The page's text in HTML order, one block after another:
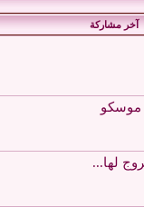
آخر مشاركة
موسكو
لها...